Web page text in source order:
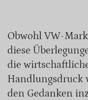
Obwohl VW-
diese
die
Handlungsdruck
den Gedanken